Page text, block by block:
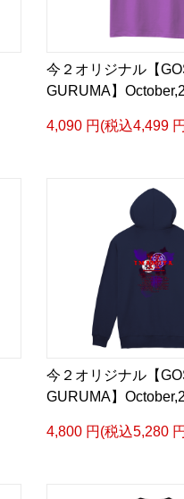
今２オリジナル【
GURUMA】
4,090 円(税込4,499
今２オリジナル【
GURUMA】
4,800 円(税込5,280